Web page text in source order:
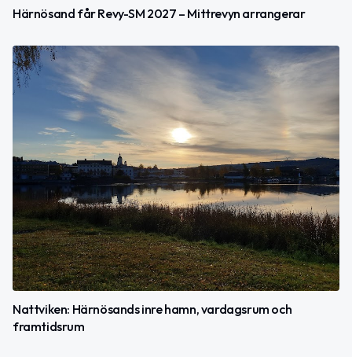
Härnösand får Revy-SM 2027 – Mittrevyn arrangerar
Nattviken: Härnösands inre hamn, vardagsrum och
framtidsrum